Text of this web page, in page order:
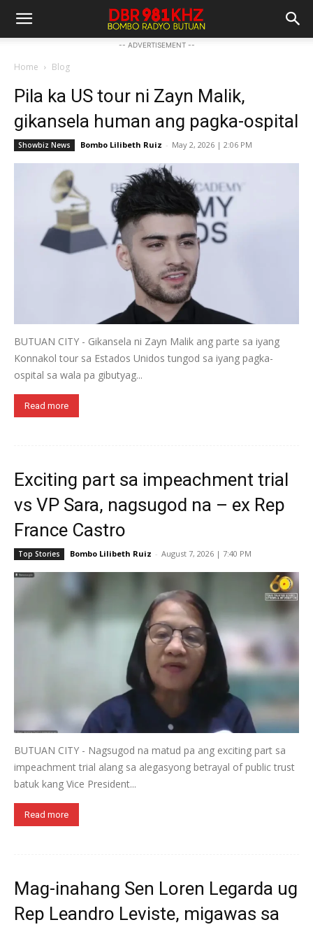
-- ADVERTISEMENT --
Home Blog
Pila ka US tour ni Zayn Malik,
gikansela human ang pagka-ospital
Showbiz News Bombo Lilibeth Ruiz - May 2, 2026 | 2:06 PM
BUTUAN CITY - Gikansela ni Zayn Malik ang parte sa iyang
Konnakol tour sa Estados Unidos tungod sa iyang pagka-
ospital sa wala pa gibutyag...
Read more
Exciting part sa impeachment trial
vs VP Sara, nagsugod na – ex Rep
France Castro
Top Stories Bombo Lilibeth Ruiz - August 7, 2026 | 7:40 PM
BUTUAN CITY - Nagsugod na matud pa ang exciting part sa
impeachment trial alang sa alegasyong betrayal of public trust
batuk kang Vice President...
Read more
Mag-inahang Sen Loren Legarda ug
Rep Leandro Leviste, migawas sa